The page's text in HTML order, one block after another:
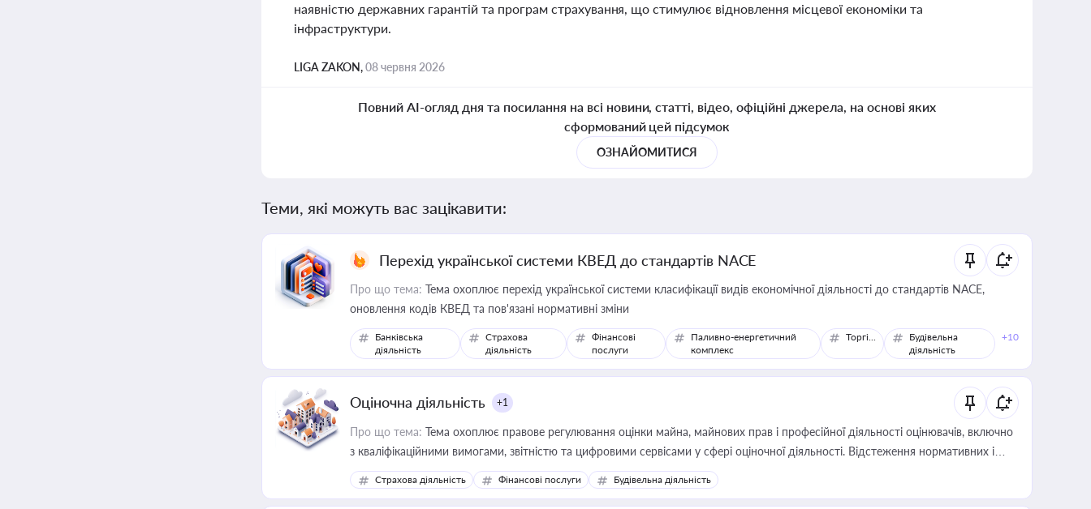
наявністю державних гарантій та програм страхування, що стимулює відновлення місцевої економіки та
інфраструктури.
LIGA ZAKON,08 червня 2026
Повний AI-огляд дня та посилання на всі новини, статті, відео, офіційні джерела, на основі яких
сформований цей підсумок
ОЗНАЙОМИТИСЯ
Теми, які можуть вас зацікавити:
Перехід української системи КВЕД до стандартів NACE
Про що тема: Тема охоплює перехід української системи класифікації видів економічної діяльності до стандартів NACE,
оновлення кодів КВЕД та пов'язані нормативні зміни
Банківська
діяльність
Страхова
діяльність
Фінансові
послуги
Паливно-енергетичний
комплекс
Торгівля
Будівельна
діяльність
+10
Оціночна діяльність +1
Про що тема: Тема охоплює правове регулювання оцінки майна, майнових прав і професійної діяльності оцінювачів, включно
з кваліфікаційними вимогами, звітністю та цифровими сервісами у сфері оціночної діяльності. Відстеження нормативних і
медійних змін у цій сфері корисне для власника бізнесу, керівника, юриста або бухгалтера під час оподаткування,
приватизації, оренди державного майна, корпоративних угод і перевірки статусу суб'єктів оціночної діяльності
Страхова діяльність Фінансові послуги Будівельна діяльність